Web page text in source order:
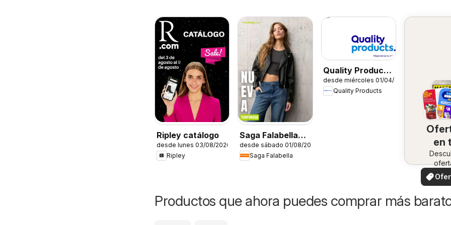
Ripley catálogo
desde lunes 03/08/2026
Ripley
Saga Falabella
catálogo
desde sábado 01/08/2026
Saga Falabella
Quality Products
catálogo
desde miércoles 01/04/2026
Quality Products
en
Productos que ahora puedes comprar más